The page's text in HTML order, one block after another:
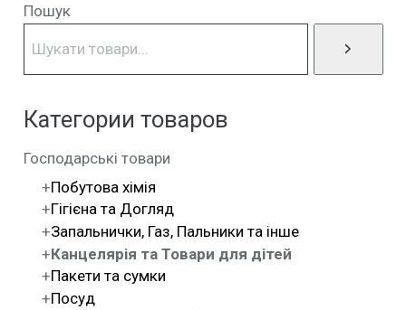
Пошук
Категории товаров
Господарські товари
Побутова хімія
Гігієна та Догляд
Запальнички, Газ, Пальники та інше
Канцелярія та Товари для дітей
Пакети та сумки
Посуд